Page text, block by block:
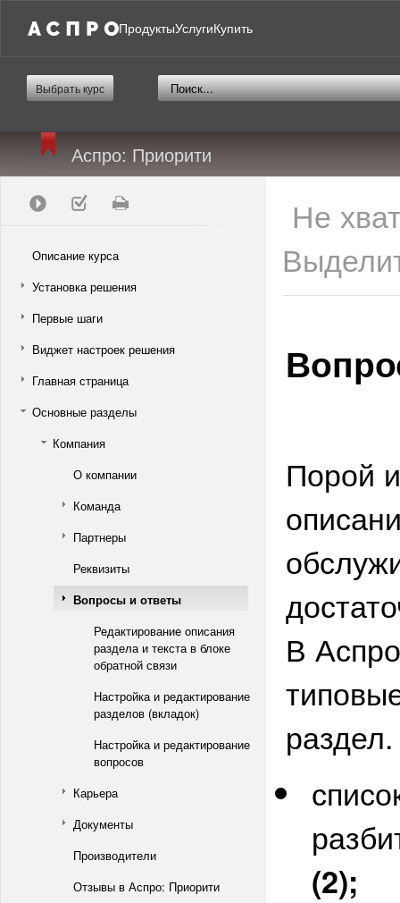
ПродуктыУслугиКупить
Выбрать курс
Аспро: Приорити
Описание курса
Установка решения
Первые шаги
Виджет настроек решения
Главная страница
Основные разделы
Компания
О компании
Команда
Партнеры
Реквизиты
Вопросы и ответы
Редактирование описания
раздела и текста в блоке
обратной связи
Настройка и редактирование
разделов (вкладок)
Настройка и редактирование
вопросов
Карьера
Документы
Производители
Отзывы в Аспро: Приорити
Не
Порой
В
(2);